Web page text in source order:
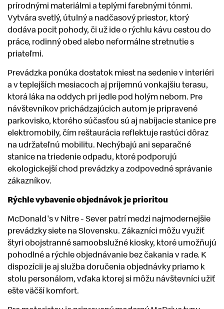
prírodnými materiálmi a teplými farebnými tónmi.
Vytvára svetlý, útulný a nadčasový priestor, ktorý
dodáva pocit pohody, či už ide o rýchlu kávu cestou do
práce, rodinný obed alebo neformálne stretnutie s
priateľmi.
Prevádzka ponúka dostatok miest na sedenie v interiéri
a v teplejších mesiacoch aj príjemnú vonkajšiu terasu,
ktorá láka na oddych pri jedle pod holým nebom. Pre
návštevníkov prichádzajúcich autom je pripravené
parkovisko, ktorého súčasťou sú aj nabíjacie stanice pre
elektromobily, čím reštaurácia reflektuje rastúci dôraz
na udržateľnú mobilitu. Nechýbajú ani separačné
stanice na triedenie odpadu, ktoré podporujú
ekologickejší chod prevádzky a zodpovedné správanie
zákazníkov.
Rýchle vybavenie objednávok je prioritou
McDonald's v Nitre - Sever patrí medzi najmodernejšie
prevádzky siete na Slovensku. Zákazníci môžu využiť
štyri obojstranné samoobslužné kiosky, ktoré umožňujú
pohodlné a rýchle objednávanie bez čakania v rade. K
dispozícii je aj služba doručenia objednávky priamo k
stolu personálom, vďaka ktorej si môžu návštevníci užiť
ešte väčší komfort.